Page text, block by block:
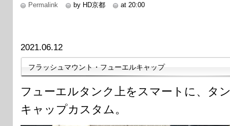
Permalink by HD京都 at 20:00
2021.06.12
フラッシュマウント・フューエルキャップ
フューエルタンク上をスマートに、タ
キャップカスタム。